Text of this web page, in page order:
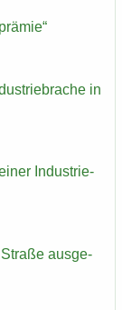
in
In­dus­trie­
Stra­ße aus­ge­